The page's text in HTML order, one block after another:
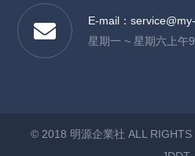
E-mail：
星期一 ~ 星期六上午
© 2018 明源企業社 ALL RIGHTS